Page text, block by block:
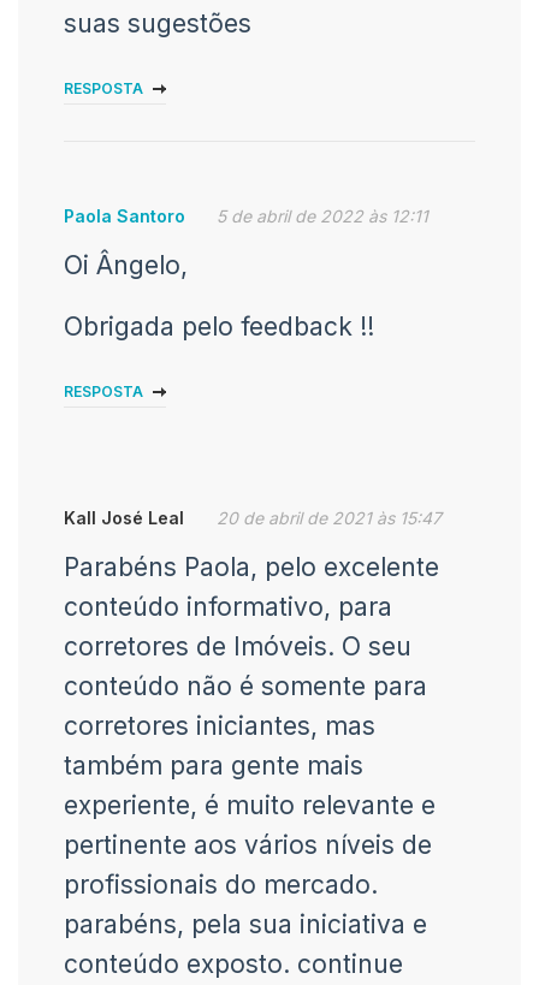
suas sugestões
RESPOSTA
Paola Santoro 5 de abril de 2022 às 12:11
Oi Ângelo,
Obrigada pelo feedback !!
RESPOSTA
Kall José Leal 20 de abril de 2021 às 15:47
Parabéns Paola, pelo excelente
conteúdo informativo, para
corretores de Imóveis. O seu
conteúdo não é somente para
corretores iniciantes, mas
também para gente mais
experiente, é muito relevante e
pertinente aos vários níveis de
profissionais do mercado.
parabéns, pela sua iniciativa e
conteúdo exposto. continue